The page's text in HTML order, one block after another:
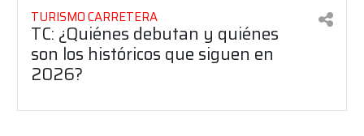
TURISMO CARRETERA
TC: ¿Quiénes debutan y quiénes
son los históricos que siguen en
2026?